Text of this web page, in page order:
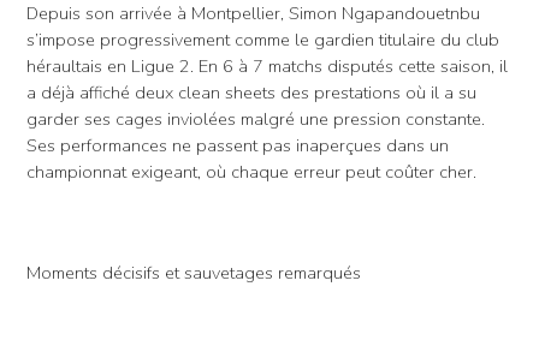
Depuis son arrivée à Montpellier, Simon Ngapandouetnbu
s’impose progressivement comme le gardien titulaire du club
héraultais en Ligue 2. En 6 à 7 matchs disputés cette saison, il
a déjà affiché deux clean sheets des prestations où il a su
garder ses cages inviolées malgré une pression constante.
Ses performances ne passent pas inaperçues dans un
championnat exigeant, où chaque erreur peut coûter cher.
Moments décisifs et sauvetages remarqués